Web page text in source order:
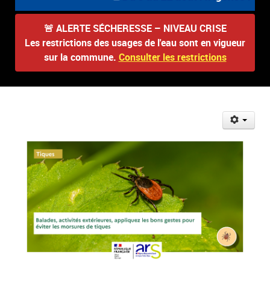
🚨 ALERTE SÉCHERESSE – NIVEAU CRISE
Les restrictions des usages de l'eau sont en vigueur
sur la commune. Consulter les restrictions